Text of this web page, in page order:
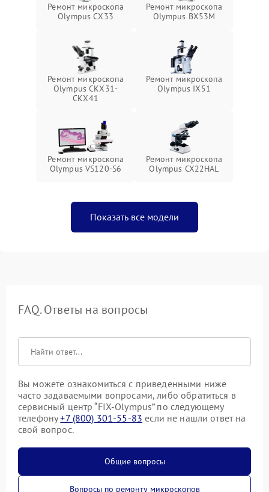
Ремонт микроскопа
Olympus СX33
Ремонт микроскопа
Olympus BX53M
Ремонт микроскопа
Olympus CKX31-
CKX41
Ремонт микроскопа
Olympus IX51
Ремонт микроскопа
Olympus VS120-S6
Ремонт микроскопа
Olympus CX22HAL
Показать все модели
FAQ. Ответы на вопросы
Вы можете ознакомиться с приведенными ниже
часто задаваемыми вопросами, либо обратиться в
сервисный центр “FIX-Olympus” по следующему
телефону+7 (800) 301-55-83 если не нашли ответ на
свой вопрос.
Общие вопросы
Вопросы по ремонту микроскопов